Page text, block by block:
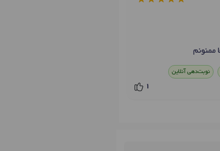
ممنونم
نوبت‌دهی آنلاین
1